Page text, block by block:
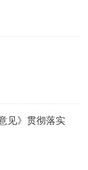
安全运行
生活和企
圩发电公
交流。他
见》贯彻落实